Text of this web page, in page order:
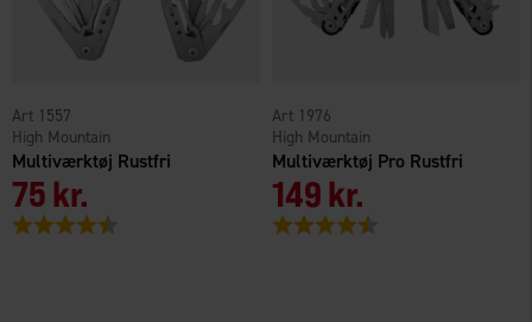
Multiværktøj Rustfri
High Mountain
1557
75 kr.
Vurdering:
Multiværktøj Pro Rustfri
High Mountain
1976
149 kr.
Vurdering: